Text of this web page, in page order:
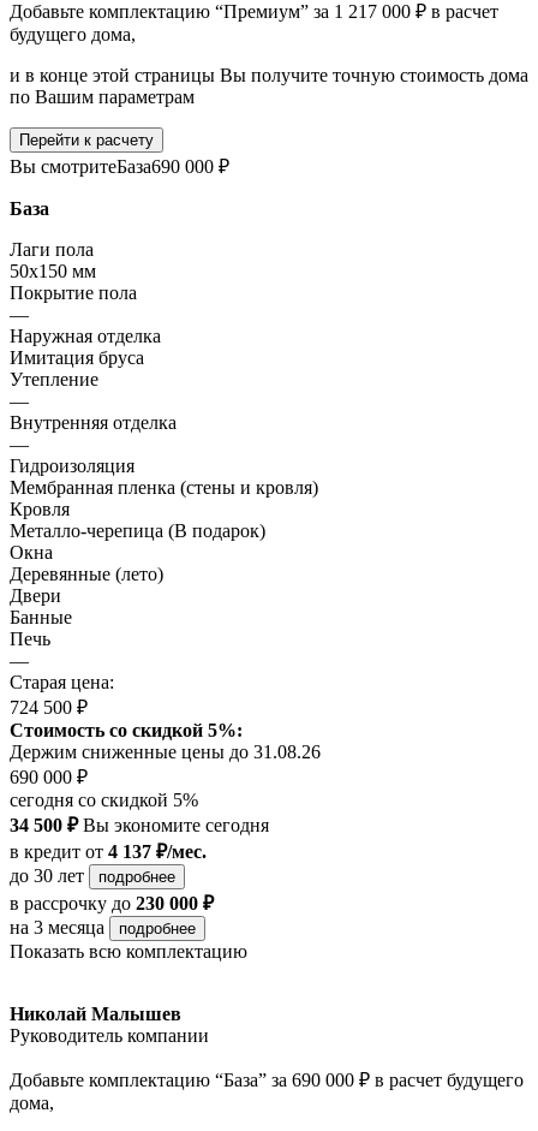
Добавьте комплектацию “Премиум” за 1 217 000 ₽ в расчет
будущего дома,
и в конце этой страницы Вы получите точную стоимость дома
по Вашим параметрам
Перейти к расчету
Вы смотритеБаза690 000 ₽
База
Лаги пола
50х150 мм
Покрытие пола
—
Наружная отделка
Имитация бруса
Утепление
—
Внутренняя отделка
—
Гидроизоляция
Мембранная пленка (стены и кровля)
Кровля
Металло-черепица (В подарок)
Окна
Деревянные (лето)
Двери
Банные
Печь
—
Старая цена:
724 500 ₽
Стоимость со скидкой 5%:
Держим сниженные цены до 31.08.26
690 000 ₽
сегодня со скидкой 5%
34 500 ₽Вы экономите сегодня
в кредит от 4 137 ₽/мес.
до 30 лет
подробнее
в рассрочку до 230 000 ₽
на 3 месяца
подробнее
Показать всю комплектацию
Николай Малышев
Руководитель компании
Добавьте комплектацию “База” за 690 000 ₽ в расчет будущего
дома,